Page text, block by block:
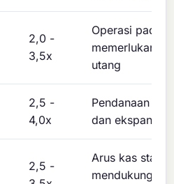
2,0 -
3,5x
Operasi padat
memerlukan
utang
2,5 -
4,0x
Pendanaan
dan ekspansi
2,5 -
Arus kas stabil
mendukung